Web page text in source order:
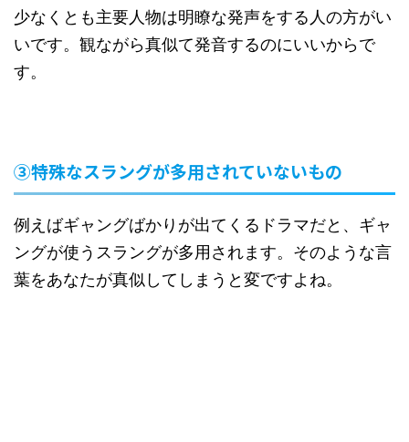
少なくとも主要人物は明瞭な発声をする人の方がい
いです。観ながら真似て発音するのにいいからで
す。
③特殊なスラングが多用されていないもの
例えばギャングばかりが出てくるドラマだと、ギャ
ングが使うスラングが多用されます。そのような言
葉をあなたが真似してしまうと変ですよね。